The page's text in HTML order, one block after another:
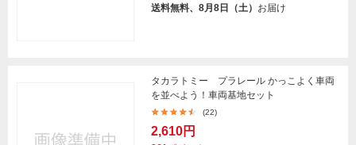
送料無料、8月8日（土） お届け
タカラトミー プラレール かっこよく車両
を並べよう！車両基地セット
(22)
2,610円